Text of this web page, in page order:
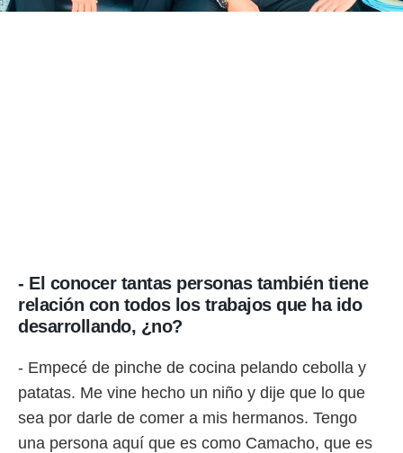
- El conocer tantas personas también tiene
relación con todos los trabajos que ha ido
desarrollando, ¿no?
- Empecé de pinche de cocina pelando cebolla y
patatas. Me vine hecho un niño y dije que lo que
sea por darle de comer a mis hermanos. Tengo
una persona aquí que es como Camacho, que es